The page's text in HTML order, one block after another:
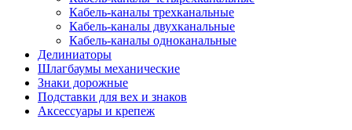
Кабель-каналы трехканальные
Кабель-каналы двухканальные
Кабель-каналы одноканальные
Делиниаторы
Шлагбаумы механические
Знаки дорожные
Подставки для вех и знаков
Аксессуары и крепеж